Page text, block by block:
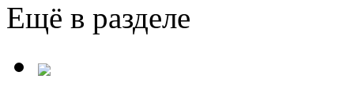
Ещё в разделе